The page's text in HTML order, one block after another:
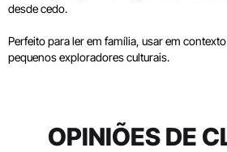
desde cedo.
Perfeito para ler em família, usar em
pequenos exploradores culturais.
OPINIÕES DE